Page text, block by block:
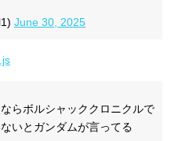
June 30, 2025
らボルシャッククロニクルで
いとガンダムが言ってる